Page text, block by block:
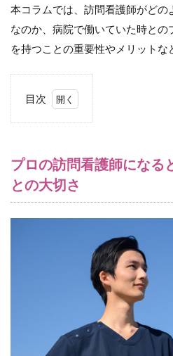
本コラムでは、訪問看護師がどの
なのか、病院で働いていた時との
を持つことの重要性やメリットな
目次
の
訪
問
プロの訪問看護師になる
との大切さ